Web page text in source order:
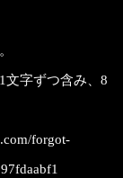
文字ずつ含み、8
forgot-